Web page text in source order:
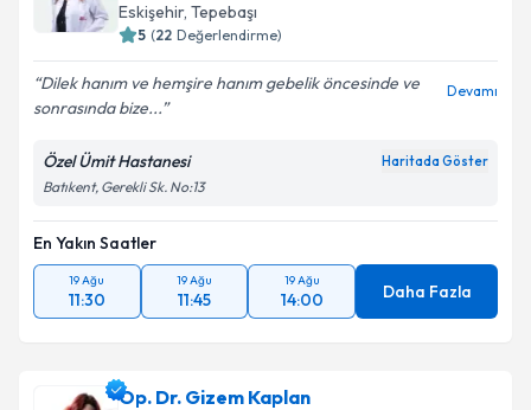
Eskişehir, Tepebaşı
5 (22 Değerlendirme)
Dilek hanım ve hemşire hanım gebelik öncesinde ve
sonrasında bize...
Devamı
Özel Ümit Hastanesi Haritada Göster
Batıkent, Gerekli Sk. No:13
En Yakın Saatler
19 Ağu
11:30
19 Ağu
11:45
19 Ağu
14:00 Daha Fazla
Op. Dr. Gizem Kaplan